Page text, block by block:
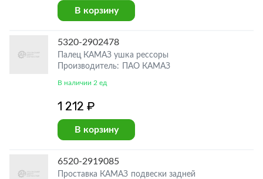
В корзину
5320-2902478
Палец КАМАЗ ушка рессоры
Производитель: ПАО КАМАЗ
В наличии 2 ед
1 212 ₽
В корзину
6520-2919085
Проставка КАМАЗ подвески задней